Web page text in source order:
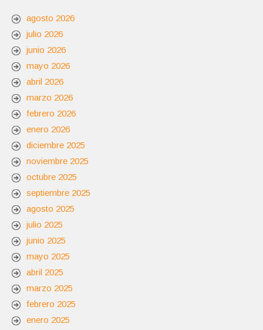
agosto 2026
julio 2026
junio 2026
mayo 2026
abril 2026
marzo 2026
febrero 2026
enero 2026
diciembre 2025
noviembre 2025
octubre 2025
septiembre 2025
agosto 2025
julio 2025
junio 2025
mayo 2025
abril 2025
marzo 2025
febrero 2025
enero 2025